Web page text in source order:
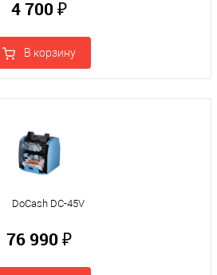
4 700 ₽
В корзину
DoCash DC-45V
76 990 ₽